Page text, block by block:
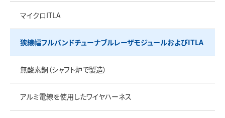
マイクロITLA
狭線幅フルバンドチューナブルレーザモジュールおよびITLA
無酸素銅（シャフト炉で製造）
アルミ電線を使用したワイヤハーネス